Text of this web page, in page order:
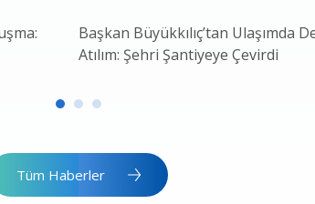
Başkan Büyükkılıç’tan Ulaşımda
Atılım: Şehri Şantiyeye Çevirdi
Tüm Haberler